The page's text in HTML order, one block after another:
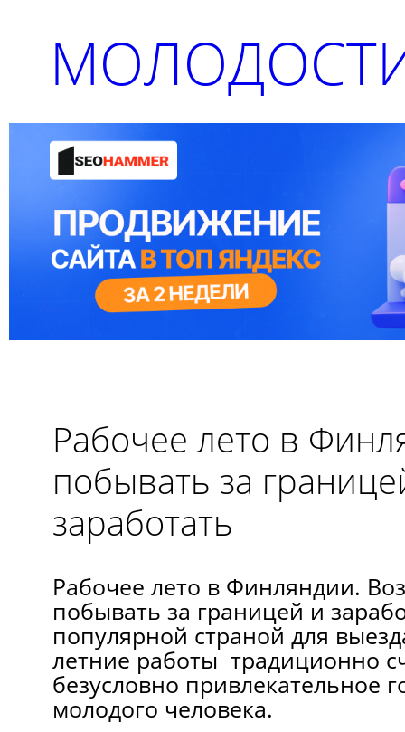
Рабочее лето в
побывать за
заработать
Рабочее лето в Финляндии.
побывать за границей и
популярной страной для
летние работы традиционно
безусловно привлекательное
молодого человека.